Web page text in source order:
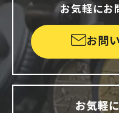
お気軽にお
お問